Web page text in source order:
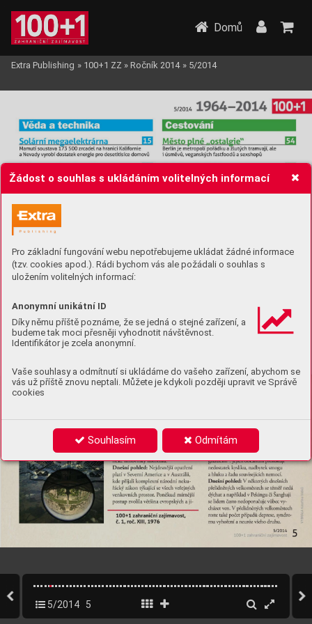
Žádost o souhlas s ukládáním volitelných informací
Pro základní fungování webu nepotřebujeme ukládat žádné informace
(tzv. cookies apod.). Rádi bychom vás ale požádali o souhlas s
uložením volitelných informací:
Anonymní unikátní ID
Díky němu příště poznáme, že se jedná o stejné zařízení, a
budeme tak moci přesněji vyhodnotit návštěvnost.
Identifikátor je zcela anonymní.
Vaše souhlasy a odmítnutí si ukládáme do vašeho zařízení, abychom se
vás už příště znovu neptali. Můžete je kdykoli později upravit ve Správě
cookies
Souhlasím Odmítám
Domů
Extra Publishing » 100+1 ZZ » Ročník 2014 » 5/2014
5/2014 5